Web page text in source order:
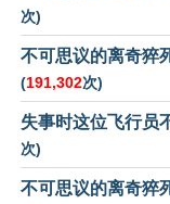
次)
不可思议的离奇猝
(191,302次)
失事时这位飞行员
次)
不可思议的离奇猝